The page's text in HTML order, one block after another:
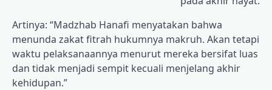
Artinya: “Madzhab Hanafi menyatakan bahwa
menunda zakat fitrah hukumnya makruh. Akan tetapi
waktu pelaksanaannya menurut mereka bersifat luas
dan tidak menjadi sempit kecuali menjelang akhir
kehidupan.”